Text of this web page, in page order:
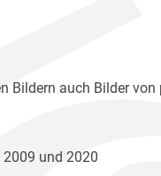
Bildern auch Bilder von
und 2020